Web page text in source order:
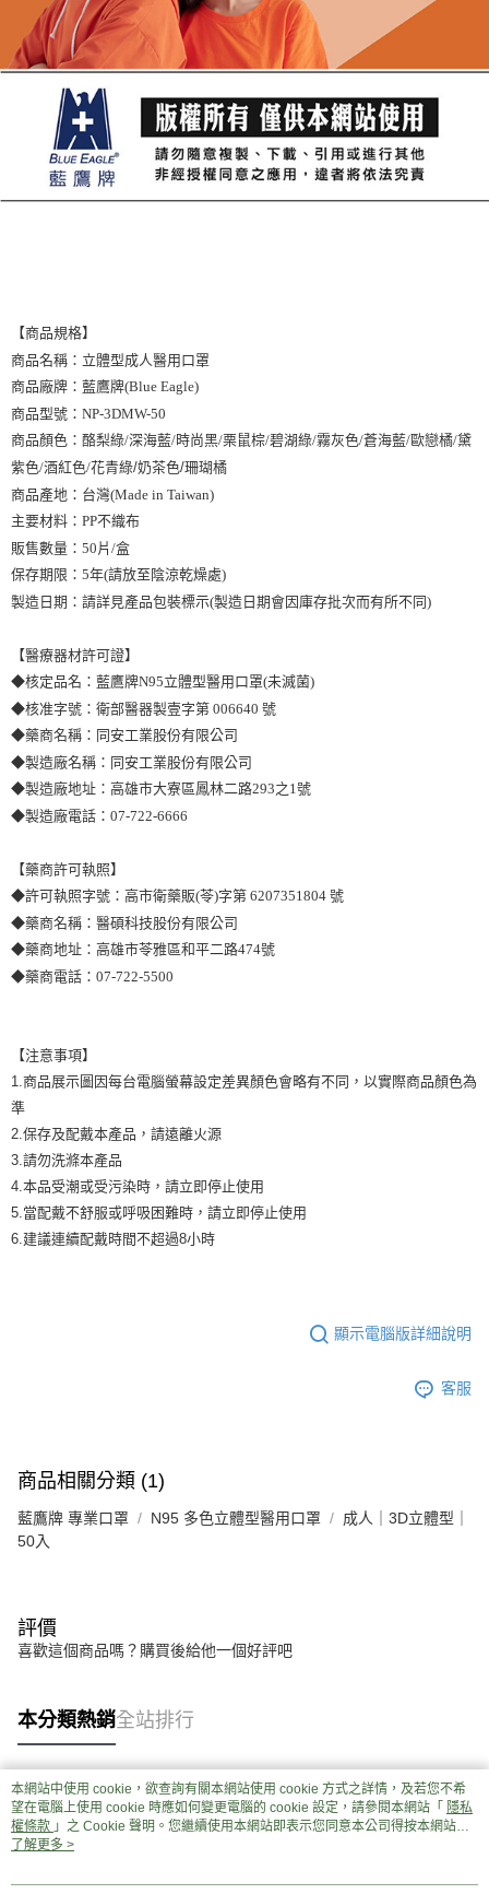
【商品規格】
商品名稱：立體型成人醫用口罩
商品廠牌：藍鷹牌(Blue Eagle)
商品型號：NP-3DMW-50
商品顏色：酪梨綠/深海藍/時尚黑/栗鼠棕/碧湖綠/霧灰色/蒼海藍/歐戀橘/黛
紫色/酒紅色/花青綠/奶茶色/珊瑚橘
商品產地：台灣(Made in Taiwan)
主要材料：PP不織布
販售數量：50片/盒
保存期限：5年(請放至陰涼乾燥處)
製造日期：請詳見產品包裝標示(製造日期會因庫存批次而有所不同)
【醫療器材許可證】
◆核定品名：藍鷹牌N95立體型醫用口罩(未滅菌)
◆核准字號：衛部醫器製壹字第 006640 號
◆藥商名稱：同安工業股份有限公司
◆製造廠名稱：同安工業股份有限公司
◆製造廠地址：高雄市大寮區鳳林二路293之1號
◆製造廠電話：07-722-6666
【藥商許可執照】
◆許可執照字號：高市衛藥販(苓)字第 6207351804 號
◆藥商名稱：醫碩科技股份有限公司
◆藥商地址：高雄市苓雅區和平二路474號
◆藥商電話：07-722-5500
【注意事項】
1.商品展示圖因每台電腦螢幕設定差異顏色會略有不同，以實際商品顏色為
準
2.保存及配戴本產品，請遠離火源
3.請勿洗滌本產品
4.本品受潮或受污染時，請立即停止使用
5.當配戴不舒服或呼吸困難時，請立即停止使用
6.建議連續配戴時間不超過8小時
顯示電腦版詳細說明
客服
商品相關分類 (1)
藍鷹牌 專業口罩 N95 多色立體型醫用口罩
成人｜3D立體型｜
50入
評價
喜歡這個商品嗎？購買後給他一個好評吧
本分類熱銷全站排行
熱門標籤
本網站中使用 cookie，欲查詢有關本網站使用 cookie 方式之詳情，及若您不希
望在電腦上使用 cookie 時應如何變更電腦的 cookie 設定，請參閱本網站「 隱私
權條款 」之 Cookie 聲明。您繼續使用本網站即表示您同意本公司得按本網站使
用條款之 Cookie 聲明使用 cookie。
了解更多 >